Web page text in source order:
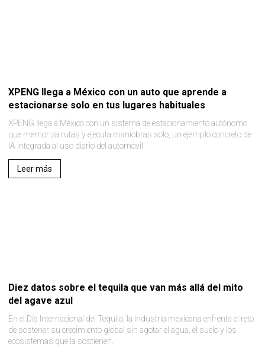
XPENG llega a México con un auto que aprende a
estacionarse solo en tus lugares habituales
XPENG llega a México con un sistema de estacionamiento autónomo
que memoriza rutas y ejecuta maniobras solo, un ejemplo concreto de
IA integrada al uso diario del automóvil.
Leer más
Diez datos sobre el tequila que van más allá del mito
del agave azul
En el Día Internacional del Tequila, la industria mexicana enfrenta el reto
de sostener su crecimiento global sin agotar el agua, el suelo y los
ecosistemas que la sostienen.